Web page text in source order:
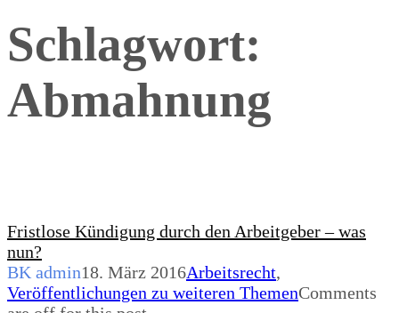
Schlagwort:
Abmahnung
Fristlose Kündigung durch den Arbeitgeber – was
nun?
BK admin18. März 2016Arbeitsrecht,
Veröffentlichungen zu weiteren ThemenComments